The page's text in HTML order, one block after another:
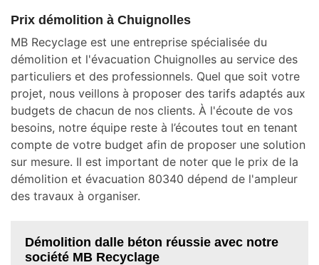
Prix démolition à Chuignolles
MB Recyclage est une entreprise spécialisée du
démolition et l'évacuation Chuignolles au service des
particuliers et des professionnels. Quel que soit votre
projet, nous veillons à proposer des tarifs adaptés aux
budgets de chacun de nos clients. À l'écoute de vos
besoins, notre équipe reste à l’écoutes tout en tenant
compte de votre budget afin de proposer une solution
sur mesure. Il est important de noter que le prix de la
démolition et évacuation 80340 dépend de l'ampleur
des travaux à organiser.
Démolition dalle béton réussie avec notre
société MB Recyclage